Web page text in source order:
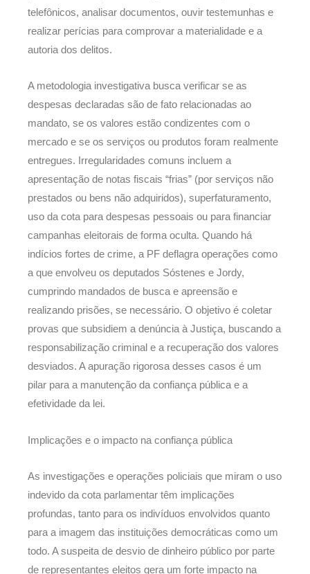
telefônicos, analisar documentos, ouvir testemunhas e
realizar perícias para comprovar a materialidade e a
autoria dos delitos.
A metodologia investigativa busca verificar se as
despesas declaradas são de fato relacionadas ao
mandato, se os valores estão condizentes com o
mercado e se os serviços ou produtos foram realmente
entregues. Irregularidades comuns incluem a
apresentação de notas fiscais “frias” (por serviços não
prestados ou bens não adquiridos), superfaturamento,
uso da cota para despesas pessoais ou para financiar
campanhas eleitorais de forma oculta. Quando há
indícios fortes de crime, a PF deflagra operações como
a que envolveu os deputados Sóstenes e Jordy,
cumprindo mandados de busca e apreensão e
realizando prisões, se necessário. O objetivo é coletar
provas que subsidiem a denúncia à Justiça, buscando a
responsabilização criminal e a recuperação dos valores
desviados. A apuração rigorosa desses casos é um
pilar para a manutenção da confiança pública e a
efetividade da lei.
Implicações e o impacto na confiança pública
As investigações e operações policiais que miram o uso
indevido da cota parlamentar têm implicações
profundas, tanto para os indivíduos envolvidos quanto
para a imagem das instituições democráticas como um
todo. A suspeita de desvio de dinheiro público por parte
de representantes eleitos gera um forte impacto na